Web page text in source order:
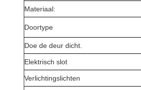
Materiaal:
Doortype
Doe de deur dicht.
Elektrisch slot
Verlichtingslichten